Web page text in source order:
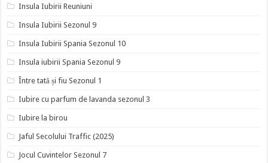
Insula Iubirii Reuniuni
Insula Iubirii Sezonul 9
Insula Iubirii Spania Sezonul 10
Insula iubirii Spania Sezonul 9
Între tată și fiu Sezonul 1
Iubire cu parfum de lavanda sezonul 3
Iubire la birou
Jaful Secolului Traffic (2025)
Jocul Cuvintelor Sezonul 7